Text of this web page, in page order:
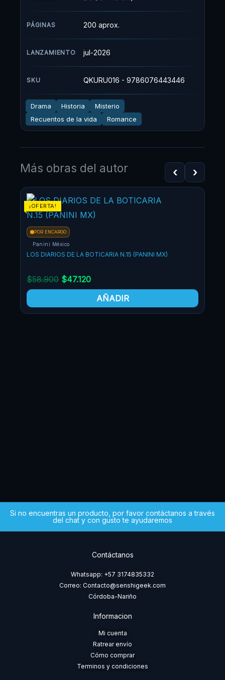
PÁGINAS 200 aprox.
LANZAMIENTO jul-2026
SKU QKURU016 - 9786076443446
Drama Historia
Misterio
Recuentos de la vida
Romance
Más obras del autor ‹ ›
¡OFERTA!
POR ENCARGO
Panini México
LOS DIARIOS DE LA BOTICARIA N.15 (PANINI MX)
$58.900 $47.120
AÑADIR
Si no encuentras un producto, por favor contáctanos a través
del chat y con gusto te ayudaremos
Contáctanos
Whatsapp: +57 3174835332
Correo: Contacto@senshigeek.com
Córdoba-Nariño
Informacion
Mi cuenta
Ratrear envío
Cómo comprar
Terminos y condiciones